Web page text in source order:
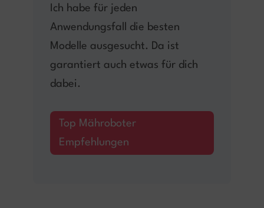
Ich habe für jeden
Anwendungsfall die besten
Modelle ausgesucht. Da ist
garantiert auch etwas für dich
dabei.
Top Mähroboter
Empfehlungen